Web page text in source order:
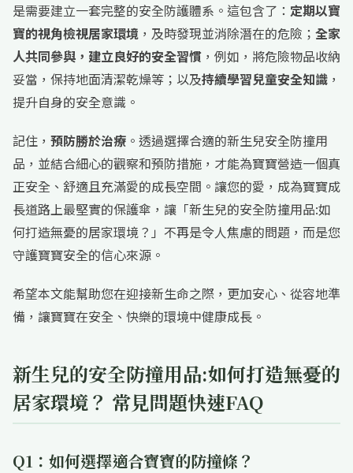
是需要建立一套完整的安全防護體系。這包含了： 定期以寶
寶的視角檢視居家環境 ，及時發現並消除潛在的危險； 全家
人共同參與，建立良好的安全習慣 ，例如，將危險物品收納
妥當，保持地面清潔乾燥等；以及持續學習兒童安全知識 ，
提升自身的安全意識。
記住， 預防勝於治療 。透過選擇合適的新生兒安全防撞用
品，並結合細心的觀察和預防措施，才能為寶寶營造一個真
正安全、舒適且充滿愛的成長空間。讓您的愛，成為寶寶成
長道路上最堅實的保護傘，讓「新生兒的安全防撞用品:如
何打造無憂的居家環境？」不再是令人焦慮的問題，而是您
守護寶寶安全的信心來源。
希望本文能幫助您在迎接新生命之際，更加安心、從容地準
備，讓寶寶在安全、快樂的環境中健康成長。
新生兒的安全防撞用品:如何打造無憂的
居家環境？ 常見問題快速FAQ
Q1：如何選擇適合寶寶的防撞條？